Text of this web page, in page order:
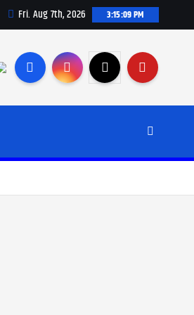
Fri. Aug 7th, 2026 3:15:11 PM